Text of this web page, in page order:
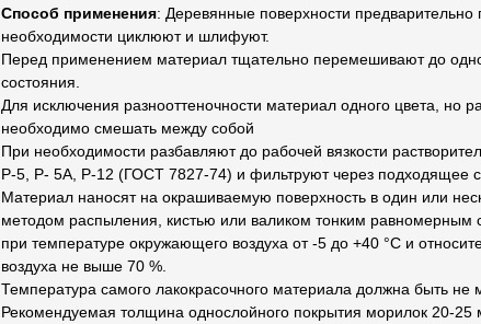
Способ применения: Деревянные поверхности предварительно
необходимости циклюют и шлифуют.
Перед применением материал тщательно перемешивают до
состояния.
Для исключения разнооттеночности материал одного цвета, но
необходимо смешать между собой
При необходимости разбавляют до рабочей вязкости
Р-5, Р- 5А, Р-12 (ГОСТ 7827-74) и фильтруют через подходящее
Материал наносят на окрашиваемую поверхность в один или
методом распыления, кистью или валиком тонким равномерным
при температуре окружающего воздуха от -5 до +40 °С и
воздуха не выше 70 %.
Температура самого лакокрасочного материала должна быть не
Рекомендуемая толщина однослойного покрытия морилок 20-25